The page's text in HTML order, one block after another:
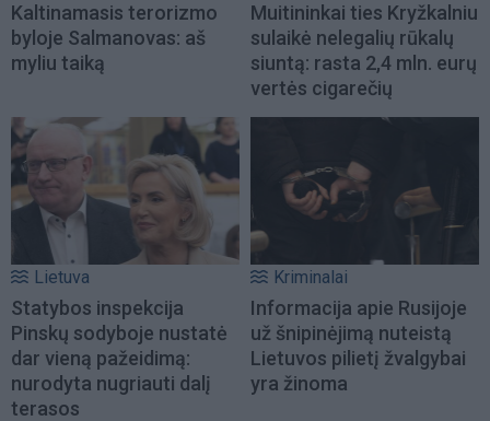
Kaltinamasis terorizmo
byloje Salmanovas: aš
myliu taiką
Muitininkai ties Kryžkalniu
sulaikė nelegalių rūkalų
siuntą: rasta 2,4 mln. eurų
vertės cigarečių
Lietuva
Statybos inspekcija
Pinskų sodyboje nustatė
dar vieną pažeidimą:
nurodyta nugriauti dalį
terasos
Kriminalai
Informacija apie Rusijoje
už šnipinėjimą nuteistą
Lietuvos pilietį žvalgybai
yra žinoma